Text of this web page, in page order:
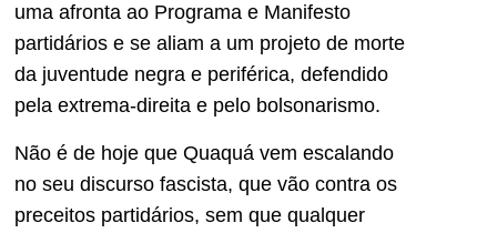
uma afronta ao Programa e Manifesto
partidários e se aliam a um projeto de morte
da juventude negra e periférica, defendido
pela extrema-direita e pelo bolsonarismo.
Não é de hoje que Quaquá vem escalando
no seu discurso fascista, que vão contra os
preceitos partidários, sem que qualquer